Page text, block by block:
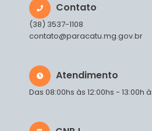
Contato
(38) 3537-1108
contato@paracatu.mg.gov.br
Atendimento
Das 08:00hs às 12:00hs - 13:00h